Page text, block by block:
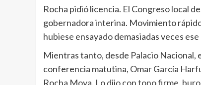
Rocha pidió licencia. El Congreso local
gobernadora interina. Movimiento
hubiese ensayado demasiadas veces
Mientras tanto, desde Palacio
conferencia matutina, Omar García
Rocha Moya. Lo dijo con tono firme,